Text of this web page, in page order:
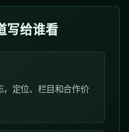
写给谁看
，定位、栏目和合作价